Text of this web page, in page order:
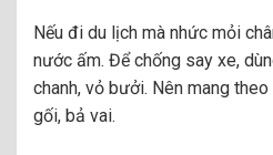
Nếu đi du lịch mà nhức mỏi
nước ấm. Để chống say xe,
chanh, vỏ bưởi. Nên mang
gối, bả vai.